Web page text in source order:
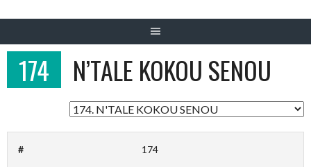
174 N’TALE KOKOU SENOU
# 174